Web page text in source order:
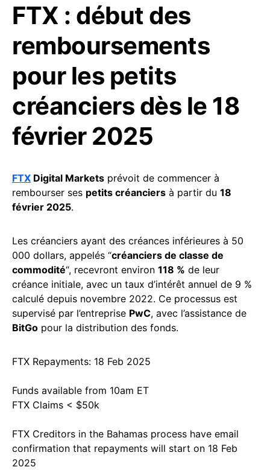
FTX : début des
remboursements
pour les petits
créanciers dès le 18
février 2025
FTX Digital Markets prévoit de commencer à
rembourser ses petits créanciers à partir du 18
février 2025.
Les créanciers ayant des créances inférieures à 50
000 dollars, appelés “créanciers de classe de
commodité“, recevront environ 118 % de leur
créance initiale, avec un taux d’intérêt annuel de 9 %
calculé depuis novembre 2022. Ce processus est
supervisé par l’entreprise PwC, avec l’assistance de
BitGo pour la distribution des fonds.
FTX Repayments: 18 Feb 2025
Funds available from 10am ET
FTX Claims < $50k
FTX Creditors in the Bahamas process have email
confirmation that repayments will start on 18 Feb
2025